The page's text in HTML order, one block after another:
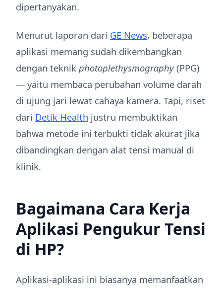
dipertanyakan.
Menurut laporan dari GE News, beberapa
aplikasi memang sudah dikembangkan
dengan teknik photoplethysmography(PPG)
— yaitu membaca perubahan volume darah
di ujung jari lewat cahaya kamera. Tapi, riset
dari Detik Health justru membuktikan
bahwa metode ini terbukti tidak akurat jika
dibandingkan dengan alat tensi manual di
klinik.
Bagaimana Cara Kerja
Aplikasi Pengukur Tensi
di HP?
Aplikasi-aplikasi ini biasanya memanfaatkan